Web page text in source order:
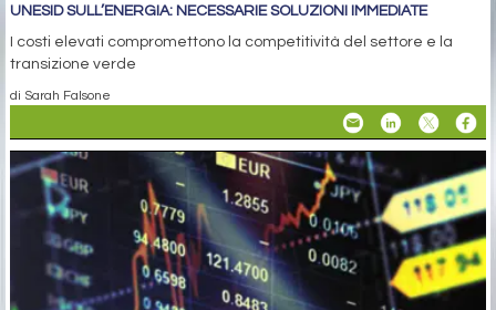
UNESID SULL’ENERGIA: NECESSARIE SOLUZIONI IMMEDIATE
I costi elevati compromettono la competitività del settore e la
transizione verde
di Sarah Falsone